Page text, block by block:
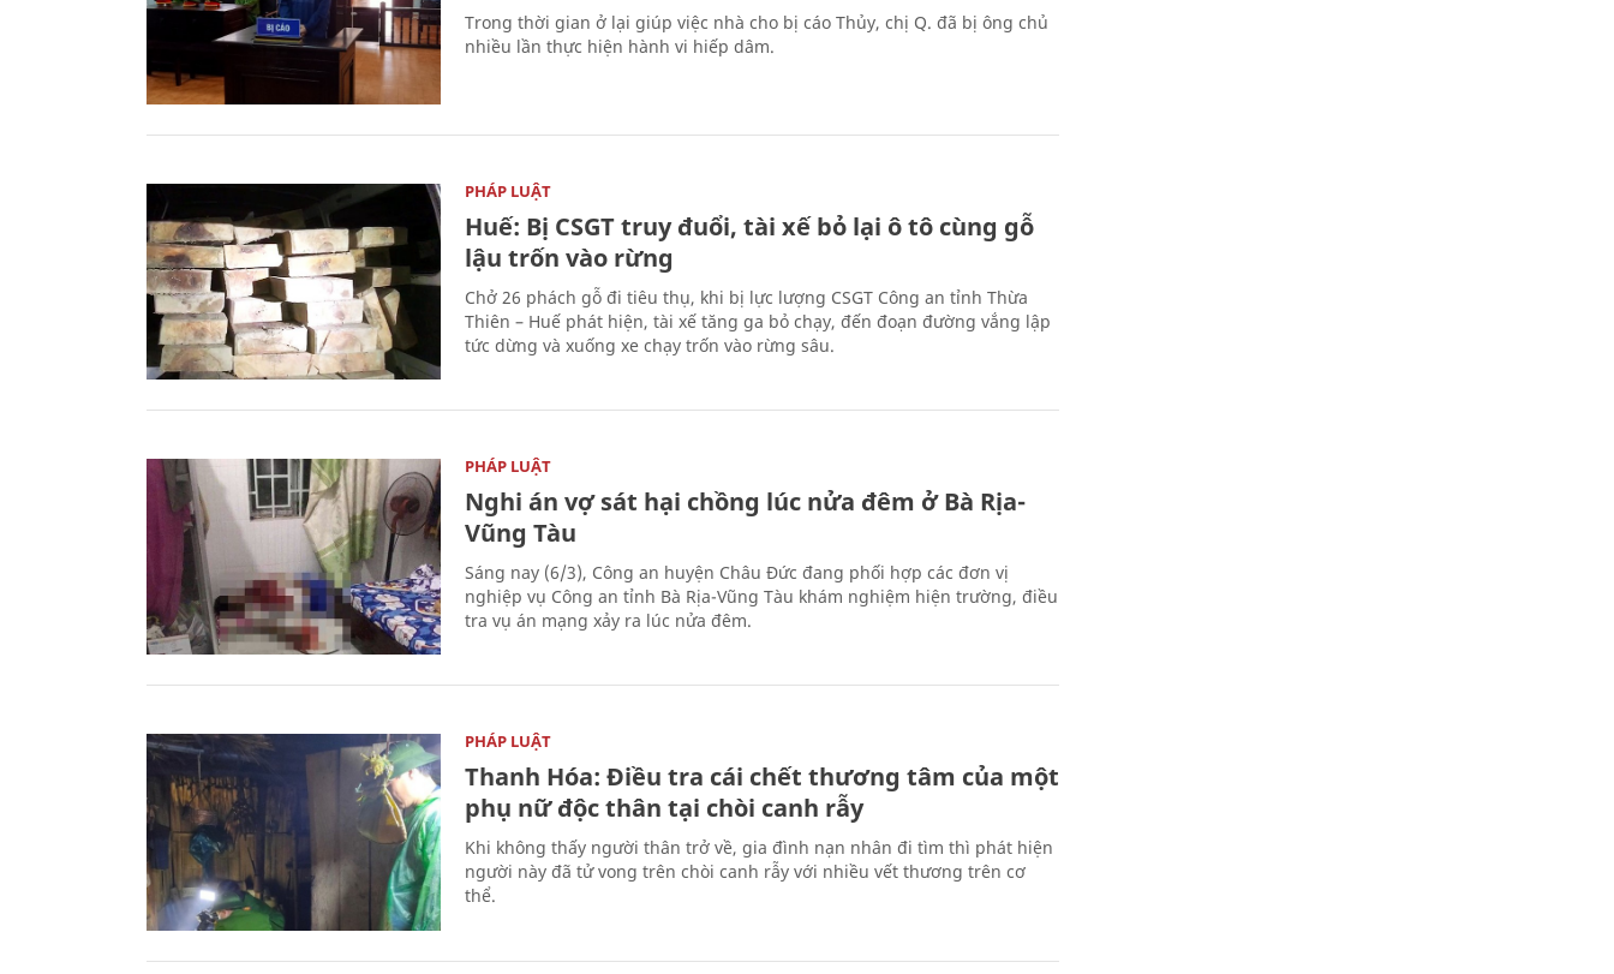
Trong thời gian ở lại giúp việc nhà cho bị cáo Thủy, chị Q. đã bị ông chủ
nhiều lần thực hiện hành vi hiếp dâm.
PHÁP LUẬT
Huế: Bị CSGT truy đuổi, tài xế bỏ lại ô tô cùng gỗ
lậu trốn vào rừng
Chở 26 phách gỗ đi tiêu thụ, khi bị lực lượng CSGT Công an tỉnh Thừa
Thiên – Huế phát hiện, tài xế tăng ga bỏ chạy, đến đoạn đường vắng lập
tức dừng và xuống xe chạy trốn vào rừng sâu.
PHÁP LUẬT
Nghi án vợ sát hại chồng lúc nửa đêm ở Bà Rịa-
Vũng Tàu
Sáng nay (6/3), Công an huyện Châu Đức đang phối hợp các đơn vị
nghiệp vụ Công an tỉnh Bà Rịa-Vũng Tàu khám nghiệm hiện trường, điều
tra vụ án mạng xảy ra lúc nửa đêm.
PHÁP LUẬT
Thanh Hóa: Điều tra cái chết thương tâm của một
phụ nữ độc thân tại chòi canh rẫy
Khi không thấy người thân trở về, gia đình nạn nhân đi tìm thì phát hiện
người này đã tử vong trên chòi canh rẫy với nhiều vết thương trên cơ
thể.